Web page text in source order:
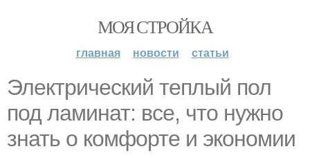
МОЯ СТРОЙКА
главная новости статьи
Электрический теплый пол
под ламинат: все, что нужно
знать о комфорте и экономии